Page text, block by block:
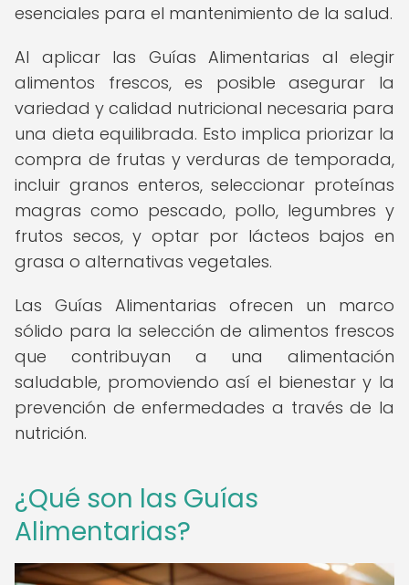
esenciales para el mantenimiento de la salud.
Al aplicar las Guías Alimentarias al elegir
alimentos frescos, es posible asegurar la
variedad y calidad nutricional necesaria para
una dieta equilibrada. Esto implica priorizar la
compra de frutas y verduras de temporada,
incluir granos enteros, seleccionar proteínas
magras como pescado, pollo, legumbres y
frutos secos, y optar por lácteos bajos en
grasa o alternativas vegetales.
Las Guías Alimentarias ofrecen un marco
sólido para la selección de alimentos frescos
que contribuyan a una alimentación
saludable, promoviendo así el bienestar y la
prevención de enfermedades a través de la
nutrición.
¿Qué son las Guías
Alimentarias?